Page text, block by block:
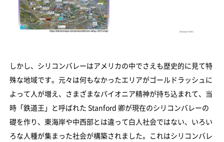
しかし、シリコンバレーはアメリカの中でさえも歴史的に見て特
殊な地域です。元々は何もなかったエリアがゴールドラッシュに
よって人が増え、さまざまなパイオニア精神が持ち込まれて、当
時「鉄道王」と呼ばれた Stanford 卿が現在のシリコンバレーの
礎を作り、東海岸や中西部とは違って白人社会ではない、いろい
ろな人種が集まった社会が構築されました。これはシリコンバレ